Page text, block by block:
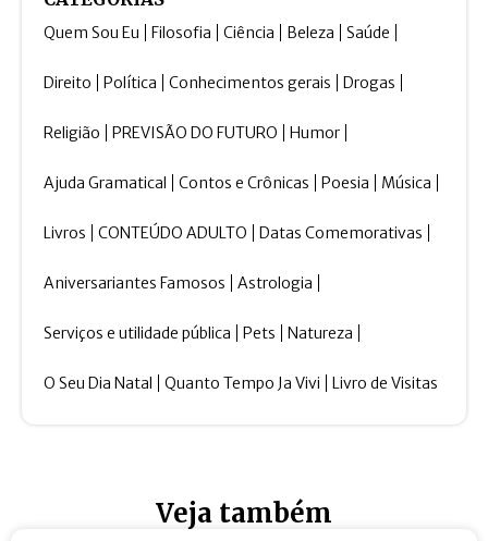
Quem Sou Eu Filosofia Ciência Beleza Saúde
Direito Política Conhecimentos gerais Drogas
Religião PREVISÃO DO FUTURO Humor
Ajuda Gramatical Contos e Crônicas Poesia Música
Livros CONTEÚDO ADULTO Datas Comemorativas
Aniversariantes Famosos Astrologia
Serviços e utilidade pública Pets Natureza
O Seu Dia Natal Quanto Tempo Ja Vivi Livro de Visitas
Veja também